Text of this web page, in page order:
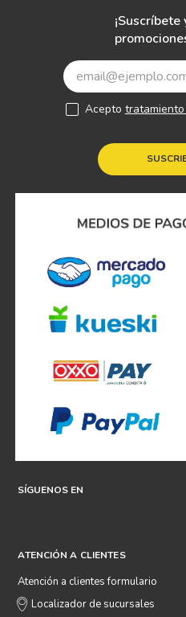
¡Suscríbete
Acepto
SÍGUENOS EN
ATENCIÓN A CLIENTES
Atención a clientes formulario
Localizador de sucursales